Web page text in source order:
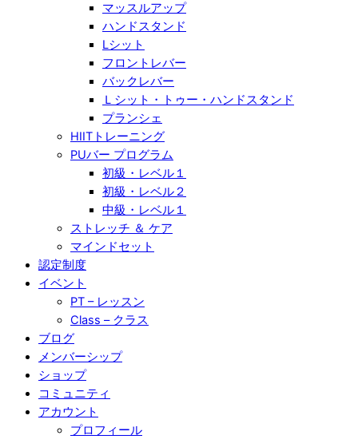
マッスルアップ
ハンドスタンド
Lシット
フロントレバー
バックレバー
Ｌシット・トゥー・ハンドスタンド
プランシェ
HIITトレーニング
PUバー プログラム
初級・レベル１
初級・レベル２
中級・レベル１
ストレッチ ＆ ケア
マインドセット
認定制度
イベント
PT – レッスン
Class – クラス
ブログ
メンバーシップ
ショップ
コミュニティ
アカウント
プロフィール